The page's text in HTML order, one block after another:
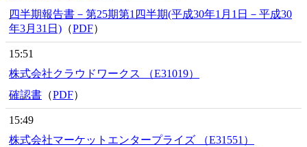
四半期報告書－第25期第1四半期(平成30年1月1日－平成30
年3月31日) （PDF）
15:51
株式会社クラウドワークス （E31019）
確認書 （PDF）
15:49
株式会社マーケットエンタープライズ （E31551）